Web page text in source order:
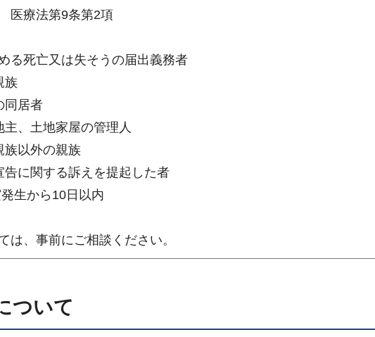
医療法第9条第2項
る死亡又は失そうの届出義務者
族
同居者
、土地家屋の管理人
以外の親族
に関する訴えを提起した者
生から10日以内
は、事前にご相談ください。
ついて